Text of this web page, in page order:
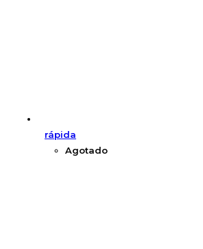
rápida
Agotado